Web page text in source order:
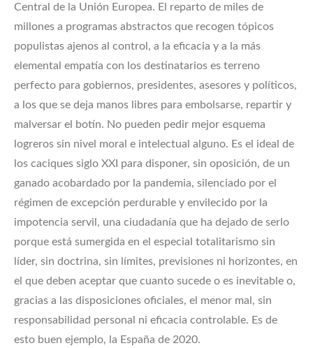
Central de la Unión Europea. El reparto de miles de
millones a programas abstractos que recogen tópicos
populistas ajenos al control, a la eficacia y a la más
elemental empatía con los destinatarios es terreno
perfecto para gobiernos, presidentes, asesores y políticos,
a los que se deja manos libres para embolsarse, repartir y
malversar el botín. No pueden pedir mejor esquema
logreros sin nivel moral e intelectual alguno. Es el ideal de
los caciques siglo XXI para disponer, sin oposición, de un
ganado acobardado por la pandemia, silenciado por el
régimen de excepción perdurable y envilecido por la
impotencia servil, una ciudadanía que ha dejado de serlo
porque está sumergida en el especial totalitarismo sin
líder, sin doctrina, sin límites, previsiones ni horizontes, en
el que deben aceptar que cuanto sucede o es inevitable o,
gracias a las disposiciones oficiales, el menor mal, sin
responsabilidad personal ni eficacia controlable. Es de
esto buen ejemplo, la España de 2020.